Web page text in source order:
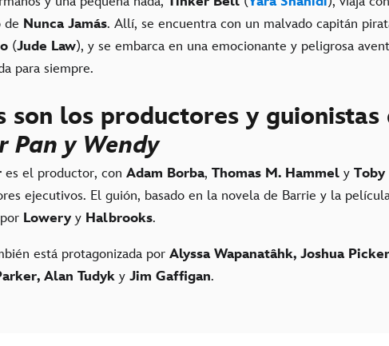
de Nunca Jamás. Allí, se encuentra con un malvado capitán
(Jude Law), y se embarca en una emocionante y peligrosa
para siempre.
son los productores y guionistas
Pan y Wendy
es el productor, con Adam Borba, Thomas M. Hammel y
ejecutivos. El guión, basado en la novela de Barrie y la
Lowery y Halbrooks.
está protagonizada por Alyssa Wapanatâhk, Joshua
Alan Tudyk y Jim Gaffigan.